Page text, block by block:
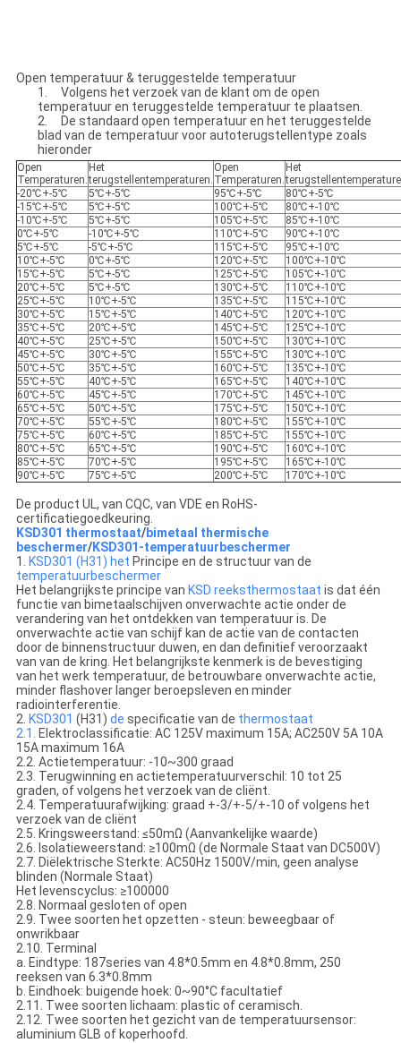
Open temperatuur & teruggestelde temperatuur
1. Volgens het verzoek van de klant om de open
temperatuur en teruggestelde temperatuur te plaatsen.
2. De standaard open temperatuur en het teruggestelde
blad van de temperatuur voor autoterugstellentype zoals
hieronder
Open
Temperaturen.
Het
terugstellentemperaturen.
Open
Temperaturen.
Het
-20℃+-5℃
5℃+-5℃ 95℃+-5℃
80℃+-5℃
-15℃+-5℃
5℃+-5℃ 100℃+-5℃
80℃+-10℃
-10℃+-5℃
5℃+-5℃ 105℃+-5℃
85℃+-10℃
0℃+-5℃
-10℃+-5℃ 110℃+-5℃
90℃+-10℃
5℃+-5℃
-5℃+-5℃ 115℃+-5℃
95℃+-10℃
10℃+-5℃
0℃+-5℃ 120℃+-5℃
100℃+-10℃
15℃+-5℃
5℃+-5℃ 125℃+-5℃
105℃+-10℃
20℃+-5℃
5℃+-5℃ 130℃+-5℃
110℃+-10℃
25℃+-5℃
10℃+-5℃ 135℃+-5℃
115℃+-10℃
30℃+-5℃
15℃+-5℃ 140℃+-5℃
120℃+-10℃
35℃+-5℃
20℃+-5℃ 145℃+-5℃
125℃+-10℃
40℃+-5℃
25℃+-5℃ 150℃+-5℃
130℃+-10℃
45℃+-5℃
30℃+-5℃ 155℃+-5℃
130℃+-10℃
50℃+-5℃
35℃+-5℃ 160℃+-5℃
135℃+-10℃
55℃+-5℃
40℃+-5℃ 165℃+-5℃
140℃+-10℃
60℃+-5℃
45℃+-5℃ 170℃+-5℃
145℃+-10℃
65℃+-5℃
50℃+-5℃ 175℃+-5℃
150℃+-10℃
70℃+-5℃
55℃+-5℃ 180℃+-5℃
155℃+-10℃
75℃+-5℃
60℃+-5℃ 185℃+-5℃
155℃+-10℃
80℃+-5℃
65℃+-5℃ 190℃+-5℃
160℃+-10℃
85℃+-5℃
70℃+-5℃ 195℃+-5℃
165℃+-10℃
90℃+-5℃
75℃+-5℃ 200℃+-5℃ 170℃+-10℃
De product UL, van CQC, van VDE en RoHS-
certificatiegoedkeuring.
KSD301 thermostaat/bimetaal thermische
beschermer/KSD301-temperatuurbeschermer
1. KSD301 (H31) het Principe en de structuur van de
temperatuurbeschermer
Het belangrijkste principe van KSD reeksthermostaat is dat één
functie van bimetaalschijven onverwachte actie onder de
verandering van het ontdekken van temperatuur is. De
onverwachte actie van schijf kan de actie van de contacten
door de binnenstructuur duwen, en dan definitief veroorzaakt
van van de kring. Het belangrijkste kenmerk is de bevestiging
van het werk temperatuur, de betrouwbare onverwachte actie,
minder flashover langer beroepsleven en minder
radiointerferentie.
2. KSD301 (H31) de specificatie van de thermostaat
2.1. Elektroclassificatie: AC 125V maximum 15A; AC250V 5A 10A
15A maximum 16A
2.2. Actietemperatuur: -10~300 graad
2.3. Terugwinning en actietemperatuurverschil: 10 tot 25
graden, of volgens het verzoek van de cliënt.
2.4. Temperatuurafwijking: graad +-3/+-5/+-10 of volgens het
verzoek van de cliënt
2.5. Kringsweerstand: ≤50mΩ (Aanvankelijke waarde)
2.6. Isolatieweerstand: ≥100mΩ (de Normale Staat van DC500V)
2.7. Diëlektrische Sterkte: AC50Hz 1500V/min, geen analyse
blinden (Normale Staat)
Het levenscyclus: ≥100000
2.8. Normaal gesloten of open
2.9. Twee soorten het opzetten - steun: beweegbaar of
onwrikbaar
2.10. Terminal
a. Eindtype: 187series van 4.8*0.5mm en 4.8*0.8mm, 250
reeksen van 6.3*0.8mm
b. Eindhoek: buigende hoek: 0~90°C facultatief
2.11. Twee soorten lichaam: plastic of ceramisch.
2.12. Twee soorten het gezicht van de temperatuursensor:
aluminium GLB of koperhoofd.